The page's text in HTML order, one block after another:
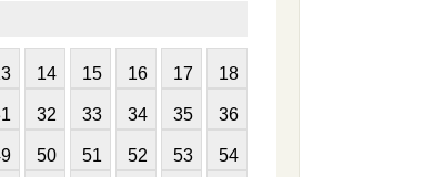
14 15 16 17 18
32 33 34 35 36
50 51 52 53 54